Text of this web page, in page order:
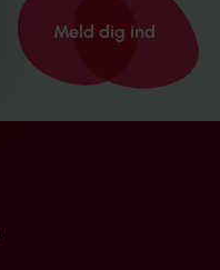
Meld dig ind